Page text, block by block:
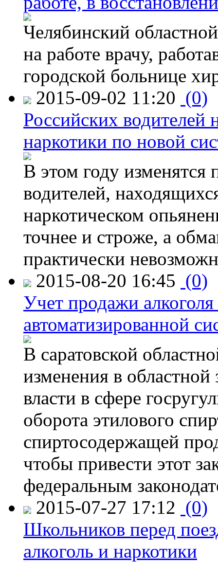
Челябинский
на работе врачу,
городской больнице
2015-09-02 11:20 (0)
Российских водителей
наркотики по новой
В этом году изменятся
водителей,
наркотическом
точнее и строже, а
практически
2015-08-20 16:45 (0)
Учет продажи
автоматизированной
В саратовской
изменения в
власти в сфере
оборота этилового
спиртосодержащей
чтобы привести этот
федеральным
2015-07-27 17:12 (0)
Школьников перед
алкоголь и наркотики